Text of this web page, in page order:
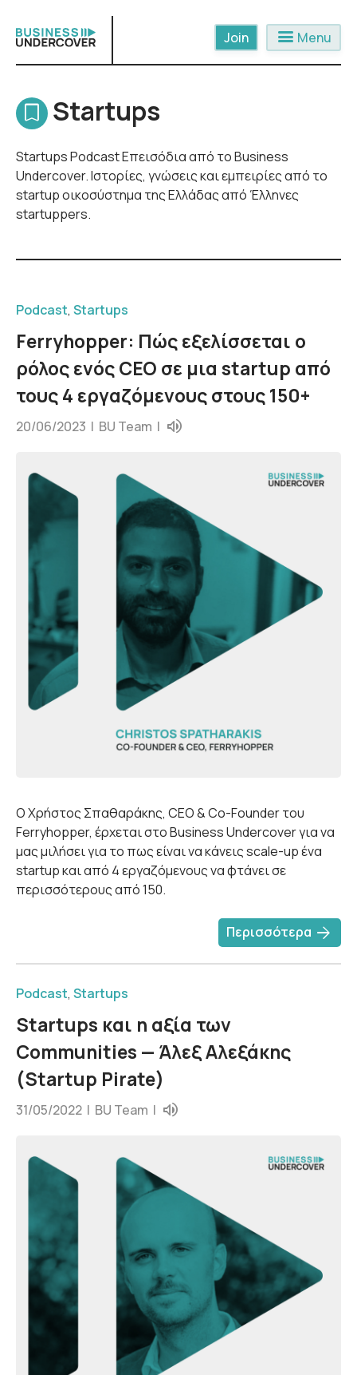
content
menu Menu
Startups
Startups Podcast Επεισόδια από το Business
Undercover. Ιστορίες, γνώσεις και εμπειρίες από το
startup οικοσύστημα της Ελλάδας από Έλληνες
startuppers.
Podcast, Startups
Ferryhopper: Πώς εξελίσσεται ο
ρόλος ενός CEO σε μια startup από
τους 4 εργαζόμενους στους 150+
20/06/2023 | BU Team |
Ο Χρήστος Σπαθαράκης, CEO & Co-Founder του
Ferryhopper, έρχεται στο Business Undercover για να
μας μιλήσει για το πως είναι να κάνεις scale-up ένα
startup και από 4 εργαζόμενους να φτάνει σε
περισσότερους από 150.
Περισσότερα arrow_forward
Podcast, Startups
Startups και η αξία των
Communities — Άλεξ Αλεξάκης
(Startup Pirate)
31/05/2022 | BU Team |